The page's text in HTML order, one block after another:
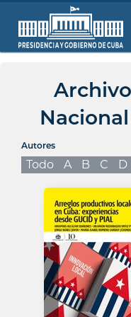
Autores
Todo A B C D